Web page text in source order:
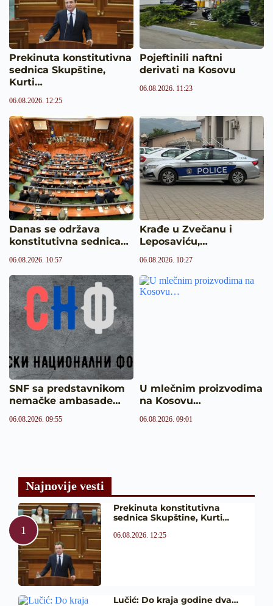
Prekinuta konstitutivna
sednica Skupštine,
Kurti…
06.08.2026. 12:25
Pojeftinili naftni
derivati na Kosovu
06.08.2026. 11:23
Danas se održava
konstitutivna sednica…
06.08.2026. 10:57
Krađe u Zvečanu i
Leposaviću,…
06.08.2026. 10:27
SNF sa predstavnikom
nemačke ambasade…
06.08.2026. 09:55
U mlečnim proizvodima
na Kosovu…
06.08.2026. 09:01
Najnovije vesti
Prekinuta konstitutivna
sednica Skupštine, Kurti…
06.08.2026. 12:25
Lučić: Do kraja godine dva…